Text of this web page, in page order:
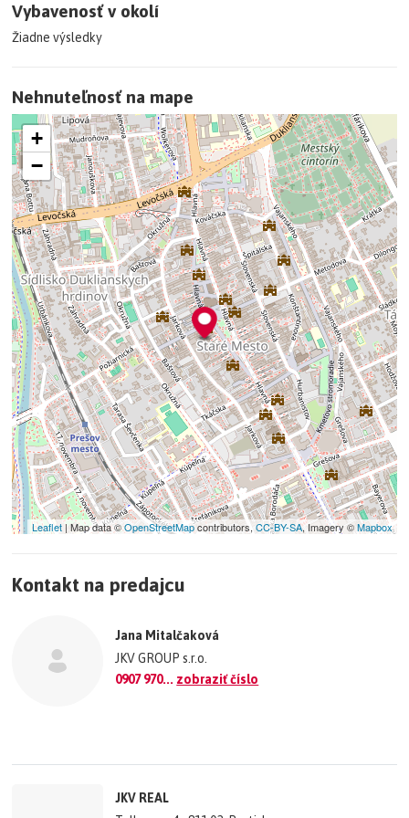
Neváhajte ma kontaktovať: Jana Mitalčáková 0907 970 851
Vybavenosť v okolí
Žiadne výsledky
Nehnuteľnosť na mape
−
+
−
Leaflet| Map data ©OpenStreetMapcontributors, CC-BY-SA, Imagery ©Mapbox
Kontakt na predajcu
Jana Mitalčaková
JKV GROUP s.r.o.
0907 970... zobraziť číslo
JKV REAL